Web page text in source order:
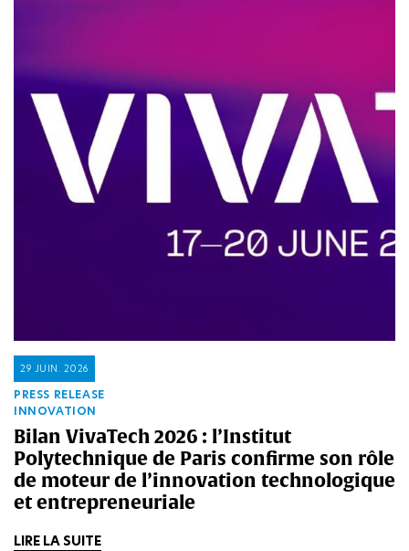
PRESS RELEASE
INNOVATION
29 JUIN. 2026
Bilan VivaTech 2026 : l’Institut
Polytechnique de Paris confirme son rôle
de moteur de l’innovation technologique
et entrepreneuriale
LIRE LA SUITE